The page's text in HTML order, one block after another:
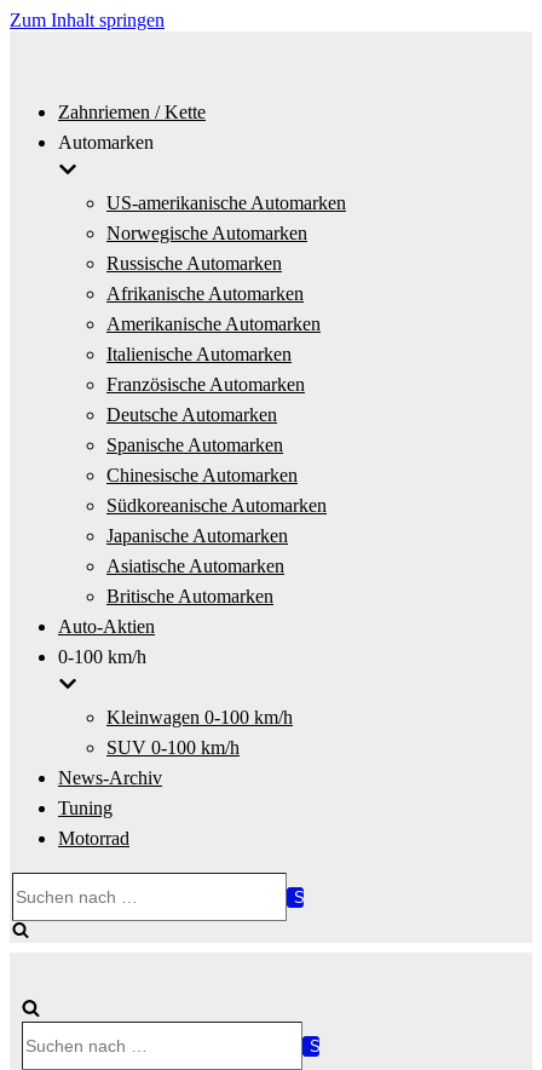
Zum Inhalt springen
Zahnriemen / Kette
Automarken
US-amerikanische Automarken
Norwegische Automarken
Russische Automarken
Afrikanische Automarken
Amerikanische Automarken
Italienische Automarken
Französische Automarken
Deutsche Automarken
Spanische Automarken
Chinesische Automarken
Südkoreanische Automarken
Japanische Automarken
Asiatische Automarken
Britische Automarken
Auto-Aktien
0-100 km/h
Kleinwagen 0-100 km/h
SUV 0-100 km/h
News-Archiv
Tuning
Motorrad
nach …
nach …